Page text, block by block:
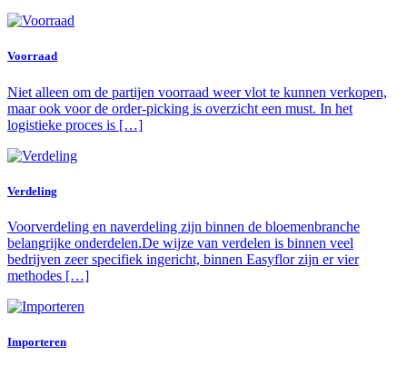
Voorraad
Niet alleen om de partijen voorraad weer vlot te kunnen verkopen,
maar ook voor de order-picking is overzicht een must. In het
logistieke proces is […]
Verdeling
Voorverdeling en naverdeling zijn binnen de bloemenbranche
belangrijke onderdelen.De wijze van verdelen is binnen veel
bedrijven zeer specifiek ingericht, binnen Easyflor zijn er vier
methodes […]
Importeren